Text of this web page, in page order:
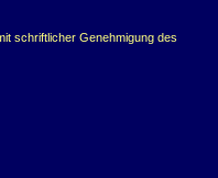
schriftlicher Genehmigung des